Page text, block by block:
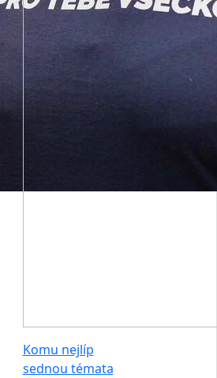
Komu nejlíp
sednou témata